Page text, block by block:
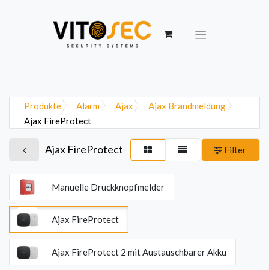
Produkte Alarm Ajax
Ajax Brandmeldung
Ajax FireProtect
Ajax FireProtect Filter
Manuelle Druckknopfmelder
Ajax FireProtect
Ajax FireProtect 2 mit Austauschbarer Akku